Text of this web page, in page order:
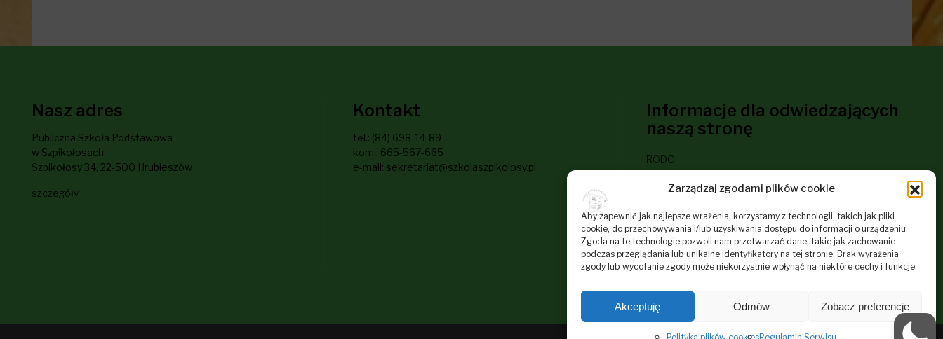
Zarządzaj zgodami plików cookie
Aby zapewnić jak najlepsze wrażenia, korzystamy z technologii, takich jak pliki
cookie, do przechowywania i/lub uzyskiwania dostępu do informacji o urządzeniu.
Zgoda na te technologie pozwoli nam przetwarzać dane, takie jak zachowanie
podczas przeglądania lub unikalne identyfikatory na tej stronie. Brak wyrażenia
zgody lub wycofanie zgody może niekorzystnie wpłynąć na niektóre cechy i funkcje.
Akceptuję Odmów Zobacz preferencje
Nasz adres
Publiczna Szkoła Podstawowa
w Szpikołosach
Szpikołosy 34, 22-500 Hrubieszów
szczegóły
Kontakt
tel.: (84) 698-14-89
kom.: 665-567-665
e-mail: sekretariat@szkolaszpikolosy.pl
Informacje dla odwiedzających
naszą stronę
RODO
Regulamin Serwisu Internetowego Szkoły